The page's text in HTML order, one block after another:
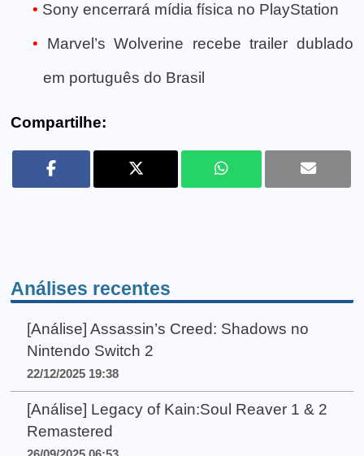
Sony encerrará mídia física no PlayStation
Marvel’s Wolverine recebe trailer dublado
em português do Brasil
Compartilhe:
Análises recentes
[Análise] Assassin’s Creed: Shadows no
Nintendo Switch 2
22/12/2025 19:38
[Análise] Legacy of Kain:Soul Reaver 1 & 2
Remastered